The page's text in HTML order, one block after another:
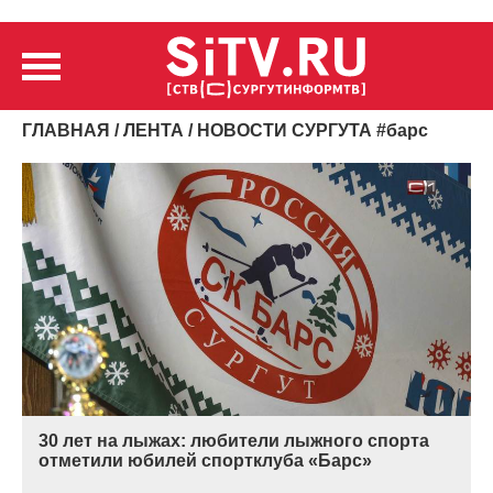
ГЛАВНАЯ /ЛЕНТА / НОВОСТИ СУРГУТА #барс
30 лет на лыжах: любители лыжного спорта
отметили юбилей спортклуба «Барс»